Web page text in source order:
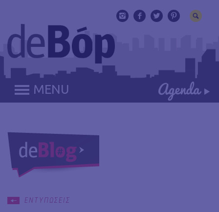
MENU
ΕΝΤΥΠΩΣΕΙΣ